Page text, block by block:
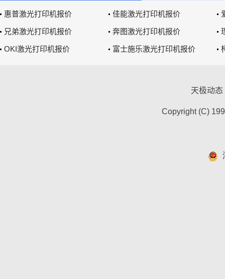
惠普激光打印机报价 佳能激光打印机报价
兄弟激光打印机报价 奔图激光打印机报价
OKI激光打印机报价 富士施乐激光打印机报价
天极动态
Copyright (C)